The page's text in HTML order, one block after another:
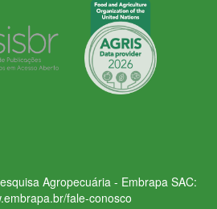
Agropecuária - Embrapa SAC:
fale-conosco